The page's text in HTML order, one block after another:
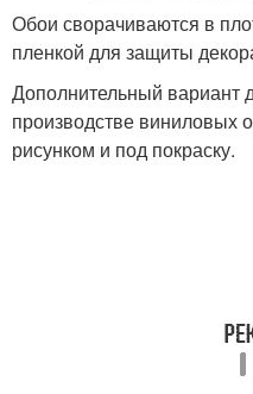
Обои сворачиваются в
пленкой для защиты
Дополнительный вариант
производстве виниловых
рисунком и под покраску.